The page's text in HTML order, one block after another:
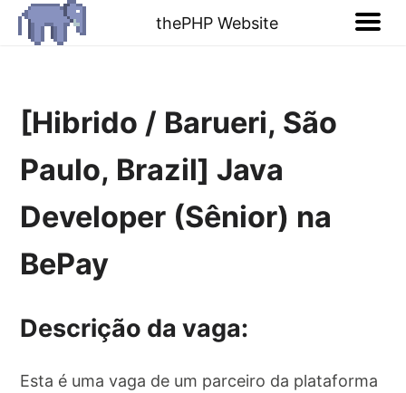
thePHP Website
[Hibrido / Barueri, São
Paulo, Brazil] Java
Developer (Sênior) na
BePay
Descrição da vaga:
Esta é uma vaga de um parceiro da plataforma